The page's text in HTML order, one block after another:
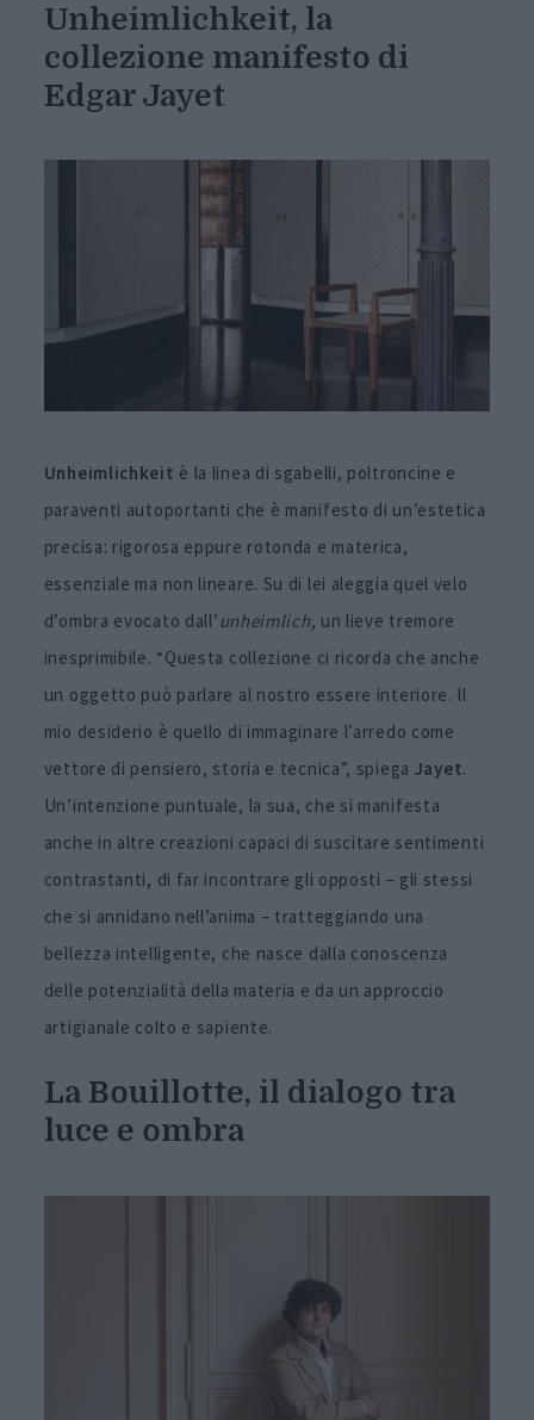
Unheimlichkeit, la
collezione manifesto di
Edgar Jayet
Unheimlichkeit è la linea di sgabelli, poltroncine e
paraventi autoportanti che è manifesto di un’estetica
precisa: rigorosa eppure rotonda e materica,
essenziale ma non lineare. Su di lei aleggia quel velo
d’ombra evocato dall’ unheimlich, un lieve tremore
inesprimibile. “Questa collezione ci ricorda che anche
un oggetto può parlare al nostro essere interiore. Il
mio desiderio è quello di immaginare l’arredo come
vettore di pensiero, storia e tecnica”, spiega Jayet.
Un’intenzione puntuale, la sua, che si manifesta
anche in altre creazioni capaci di suscitare sentimenti
contrastanti, di far incontrare gli opposti – gli stessi
che si annidano nell’anima – tratteggiando una
bellezza intelligente, che nasce dalla conoscenza
delle potenzialità della materia e da un approccio
artigianale colto e sapiente.
La Bouillotte, il dialogo tra
luce e ombra